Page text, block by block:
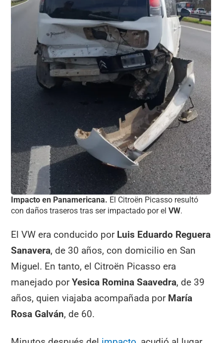
Impacto en Panamericana. El Citroën Picasso resultó
con daños traseros tras ser impactado por elVW.
El VW era conducido por Luis Eduardo Reguera
Sanavera, de 30 años, con domicilio en San
Miguel. En tanto, el Citroën Picasso era
manejado porYesica Romina Saavedra, de 39
años, quien viajaba acompañada por María
Rosa Galván, de 60.